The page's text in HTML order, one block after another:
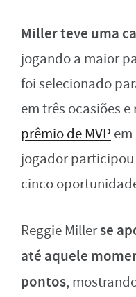
Miller teve uma
jogando a maior
foi selecionado
em três ocasiões
prêmio de MVP em
jogador
cinco
Reggie Millerse
até aquele
pontos,